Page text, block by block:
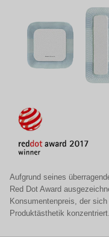
Aufgrund seines
Red Dot Award
Konsumentenpreis, der
Produktästhetik konzentriert.